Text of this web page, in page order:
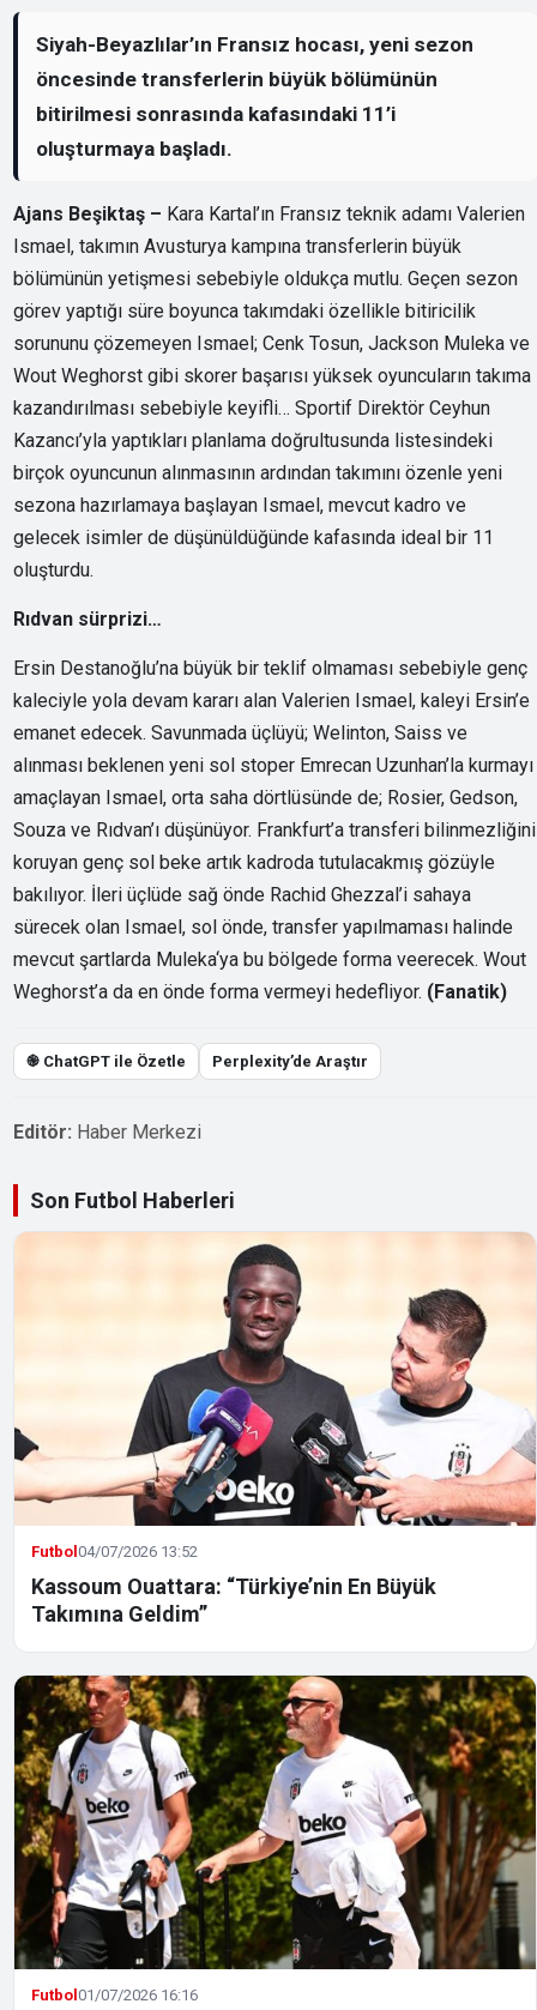
Siyah-Beyazlılar’ın Fransız hocası, yeni sezon
öncesinde transferlerin büyük bölümünün
bitirilmesi sonrasında kafasındaki 11’i
oluşturmaya başladı.
Ajans Beşiktaş – Kara Kartal’ın Fransız teknik adamı Valerien
Ismael, takımın Avusturya kampına transferlerin büyük
bölümünün yetişmesi sebebiyle oldukça mutlu. Geçen sezon
görev yaptığı süre boyunca takımdaki özellikle bitiricilik
sorununu çözemeyen Ismael; Cenk Tosun, Jackson Muleka ve
Wout Weghorst gibi skorer başarısı yüksek oyuncuların takıma
kazandırılması sebebiyle keyifli… Sportif Direktör Ceyhun
Kazancı’yla yaptıkları planlama doğrultusunda listesindeki
birçok oyuncunun alınmasının ardından takımını özenle yeni
sezona hazırlamaya başlayan Ismael, mevcut kadro ve
gelecek isimler de düşünüldüğünde kafasında ideal bir 11
oluşturdu.
Rıdvan sürprizi…
Ersin Destanoğlu’na büyük bir teklif olmaması sebebiyle genç
kaleciyle yola devam kararı alan Valerien Ismael, kaleyi Ersin’e
emanet edecek. Savunmada üçlüyü; Welinton, Saiss ve
alınması beklenen yeni sol stoper Emrecan Uzunhan’la kurmayı
amaçlayan Ismael, orta saha dörtlüsünde de; Rosier, Gedson,
Souza ve Rıdvan’ı düşünüyor. Frankfurt’a transferi bilinmezliğini
koruyan genç sol beke artık kadroda tutulacakmış gözüyle
bakılıyor. İleri üçlüde sağ önde Rachid Ghezzal’i sahaya
sürecek olan Ismael, sol önde, transfer yapılmaması halinde
mevcut şartlarda Muleka‘ya bu bölgede forma veerecek. Wout
Weghorst’a da en önde forma vermeyi hedefliyor. (Fanatik)
֎ ChatGPT ile Özetle Perplexity’de Araştır
Editör: Haber Merkezi
Son Futbol Haberleri
Futbol04/07/2026 13:52
Kassoum Ouattara: “Türkiye’nin En Büyük
Takımına Geldim”
Futbol01/07/2026 16:16